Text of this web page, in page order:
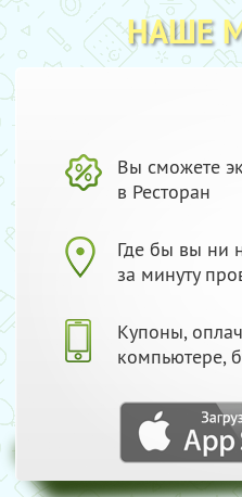
НАШЕ
Вы сможете
в Ресторан
Где бы вы ни
за минуту
Купоны,
компьютере,